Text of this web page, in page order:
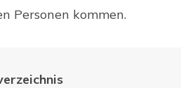
Personen kommen.